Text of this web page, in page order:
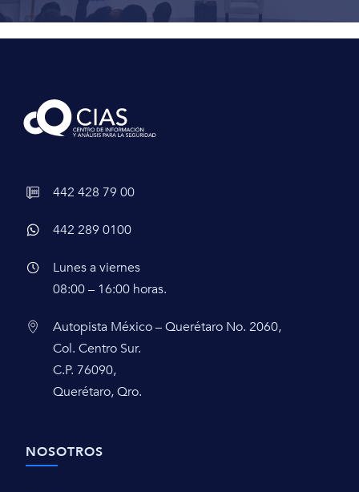
442 428 79 00
442 289 0100
Lunes a viernes
08:00 – 16:00 horas.
Autopista México – Querétaro No. 2060,
Col. Centro Sur.
C.P. 76090,
Querétaro, Qro.
NOSOTROS